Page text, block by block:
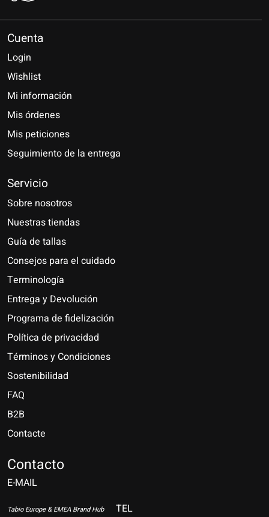
Cuenta
Login
Wishlist
Mi información
Mis órdenes
Mis peticiones
Seguimiento de la entrega
Servicio
Sobre nosotros
Nuestras tiendas
Guía de tallas
Consejos para el cuidado
Terminología
Entrega y Devolución
Programa de fidelización
Política de privacidad
Términos y Condiciones
Sostenibilidad
FAQ
B2B
Contacte
Contacto
E-MAIL
Tabio Europe & EMEA Brand Hub
TEL